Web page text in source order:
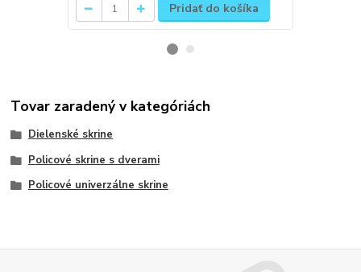
Pridať do košíka
Tovar zaradený v kategóriách
Dielenské skrine
Policové skrine s dverami
Policové univerzálne skrine